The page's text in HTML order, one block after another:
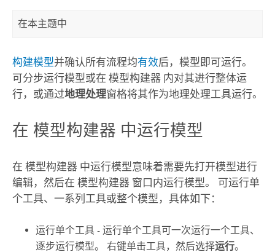
在本主题中
构建模型并确认所有流程均有效后，模型即可运行。
可分步运行模型或在 模型构建器内对其进行整体运
行，或通过地理处理窗格将其作为地理处理工具运行。
在 模型构建器 中运行模型
在 模型构建器中运行模型意味着需要先打开模型进行
编辑，然后在 模型构建器窗口内运行模型。 可运行单
个工具、一系列工具或整个模型，具体如下：
运行单个工具 - 运行单个工具可一次运行一个工具、
逐步运行模型。 右键单击工具，然后选择运行。